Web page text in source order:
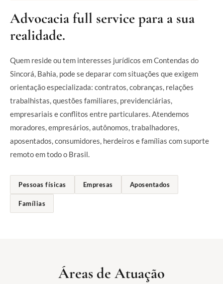
Advocacia full service para a sua
realidade.
Quem reside ou tem interesses jurídicos em Contendas do
Sincorá, Bahia, pode se deparar com situações que exigem
orientação especializada: contratos, cobranças, relações
trabalhistas, questões familiares, previdenciárias,
empresariais e conflitos entre particulares. Atendemos
moradores, empresários, autônomos, trabalhadores,
aposentados, consumidores, herdeiros e famílias com suporte
remoto em todo o Brasil.
Pessoas físicas Empresas Aposentados
Famílias
Áreas de Atuação